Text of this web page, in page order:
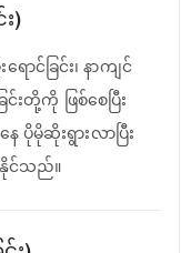
)
ာင်ခြင်း၊ နာကျင်
င်းတို့ကို ဖြစ်စေပြီး
ပိုမိုဆိုးရွားလာပြီး
င်သည်။